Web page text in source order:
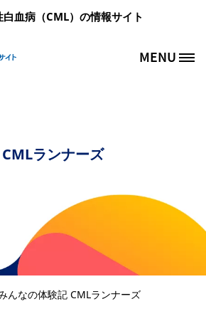
メインコンテンツに移動
血病（CML）の情報サイト
MENU
ランナーズ
んなの体験記 CMLランナーズ